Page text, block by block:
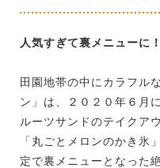
人気すぎて裏メニューに
田園地帯の中にカラフル
ン」は、２０２０年６月
ルーツサンドのテイクア
「丸ごとメロンのかき氷
定で裏メニューとなった